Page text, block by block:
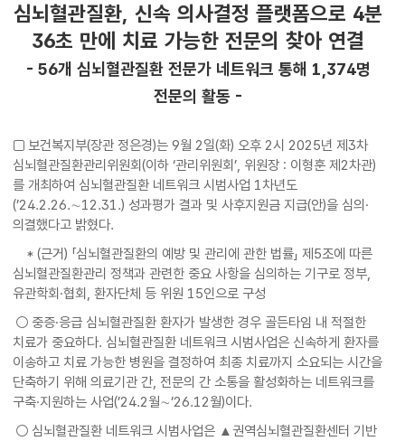
심뇌혈관질환, 신속 의사결정 플랫폼으로 4분
36초 만에 치료 가능한 전문의 찾아 연결
- 56개 심뇌혈관질환 전문가 네트워크 통해 1,374명
전문의 활동 -
□ 보건복지부(장관 정은경)는 9월 2일(화) 오후 2시 2025년 제3차
심뇌혈관질환관리위원회(이하 ‘관리위원회’, 위원장 : 이형훈 제2차관)
를 개최하여 심뇌혈관질환 네트워크 시범사업 1차년도
(’24.2.26.∼12.31.) 성과평가 결과 및 사후지원금 지급(안)을 심의·
의결했다고 밝혔다.
* (근거) 「심뇌혈관질환의 예방 및 관리에 관한 법률」 제5조에 따른
심뇌혈관질환관리 정책과 관련한 중요 사항을 심의하는 기구로 정부,
유관학회·협회, 환자단체 등 위원 15인으로 구성
○ 중증·응급 심뇌혈관질환 환자가 발생한 경우 골든타임 내 적절한
치료가 중요하다. 심뇌혈관질환 네트워크 시범사업은 신속하게 환자를
이송하고 치료 가능한 병원을 결정하여 최종 치료까지 소요되는 시간을
단축하기 위해 의료기관 간, 전문의 간 소통을 활성화하는 네트워크를
구축·지원하는 사업(’24.2월∼’26.12월)이다.
○ 심뇌혈관질환 네트워크 시범사업은 ▲권역심뇌혈관질환센터 기반